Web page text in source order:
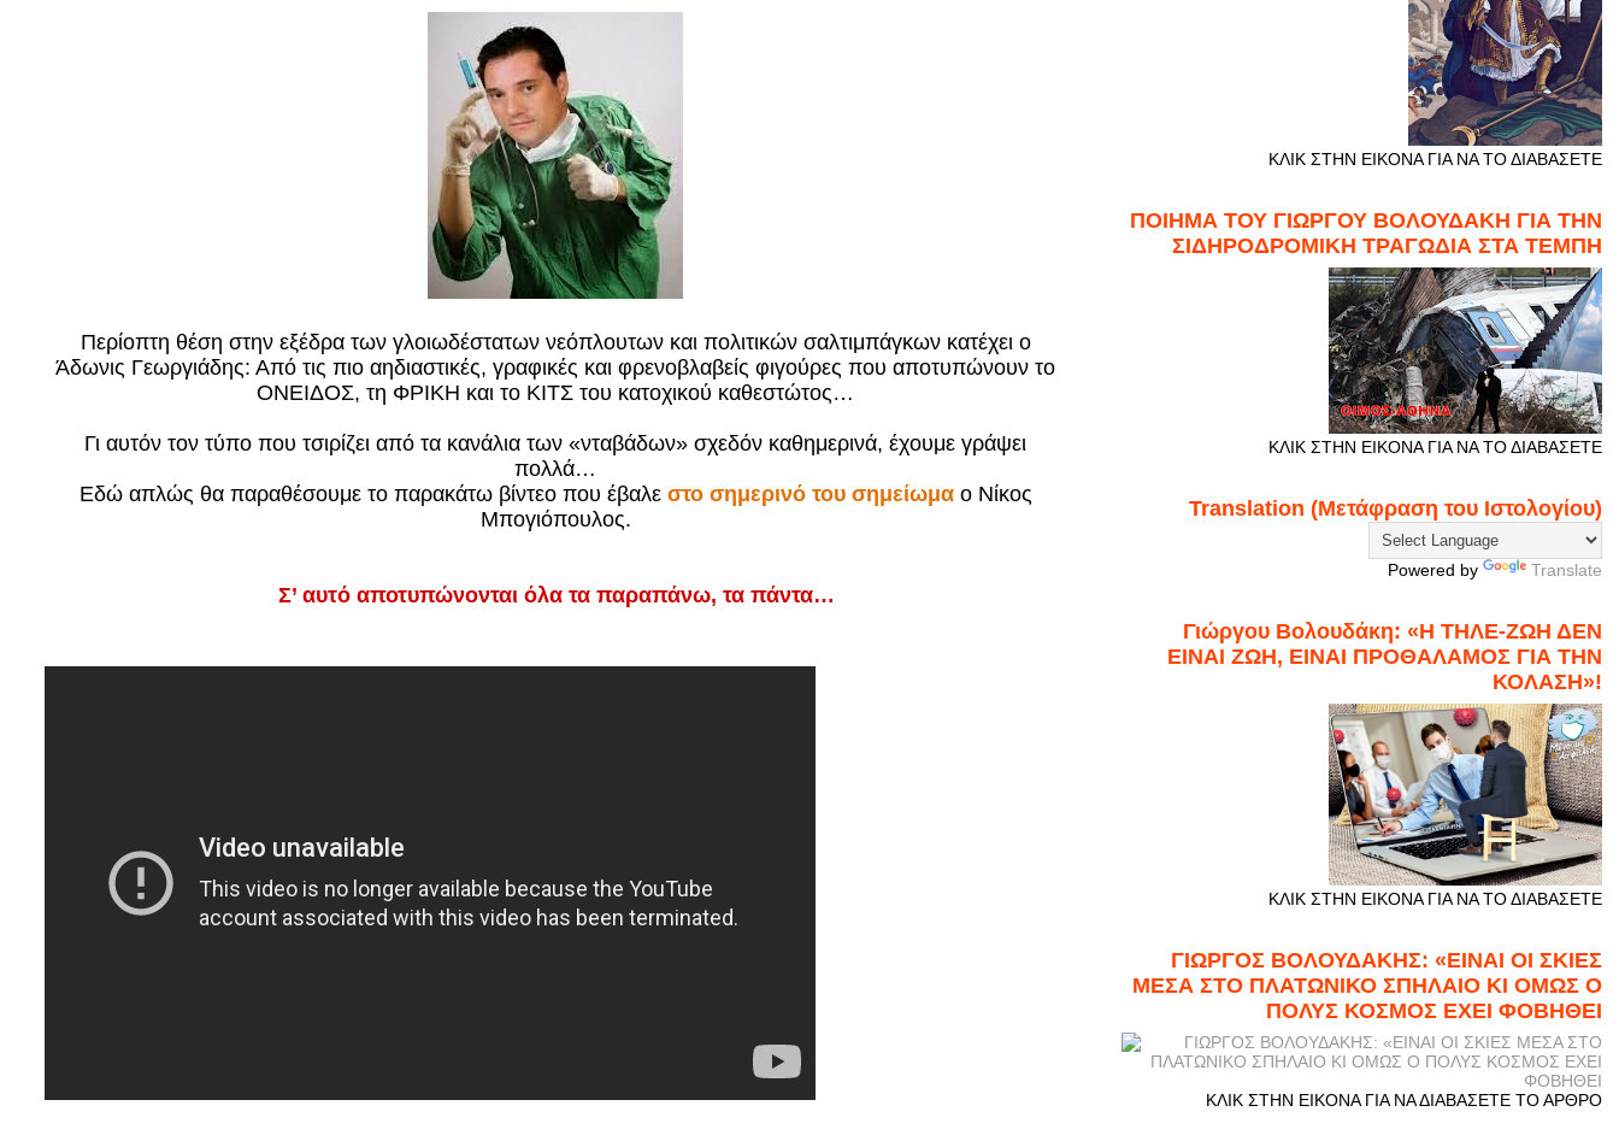
Περίοπτη θέση στην εξέδρα των γλοιωδέστατων νεόπλουτων και πολιτικών σαλτιμπάγκων κατέχει ο
Άδωνις Γεωργιάδης: Από τις πιο αηδιαστικές, γραφικές και φρενοβλαβείς φιγούρες που αποτυπώνουν το
ΟΝΕΙΔΟΣ, τη ΦΡΙΚΗ και το ΚΙΤΣ του κατοχικού καθεστώτος…
Γι αυτόν τον τύπο που τσιρίζει από τα κανάλια των «νταβάδων» σχεδόν καθημερινά, έχουμε γράψει
πολλά…
Εδώ απλώς θα παραθέσουμε το παρακάτω βίντεο που έβαλε στο σημερινό του σημείωμαο Νίκος
Μπογιόπουλος.
Σ’ αυτό αποτυπώνονται όλα τα παραπάνω, τα πάντα…
ΚΛΙΚ ΣΤΗΝ ΕΙΚΟΝΑ ΓΙΑ ΝΑ ΤΟ ΔΙΑΒΑΣΕΤΕ
ΠΟΙΗΜΑ ΤΟΥ ΓΙΩΡΓΟΥ ΒΟΛΟΥΔΑΚΗ ΓΙΑ ΤΗΝ
ΣΙΔΗΡΟΔΡΟΜΙΚΗ ΤΡΑΓΩΔΙΑ ΣΤΑ ΤΕΜΠΗ
ΚΛΙΚ ΣΤΗΝ ΕΙΚΟΝΑ ΓΙΑ ΝΑ ΤΟ ΔΙΑΒΑΣΕΤΕ
Translation (Μετάφραση του Ιστολογίου)
Powered by Translate
Γιώργου Βολουδάκη: «Η ΤΗΛΕ-ΖΩΗ ΔΕΝ
ΕΙΝΑΙ ΖΩΗ, ΕΙΝΑΙ ΠΡΟΘΑΛΑΜΟΣ ΓΙΑ ΤΗΝ
ΚΟΛΑΣΗ»!
ΚΛΙΚ ΣΤΗΝ ΕΙΚΟΝΑ ΓΙΑ ΝΑ ΤΟ ΔΙΑΒΑΣΕΤΕ
ΓΙΩΡΓΟΣ ΒΟΛΟΥΔΑΚΗΣ: «ΕΙΝΑΙ ΟΙ ΣΚΙΕΣ
ΜΕΣΑ ΣΤΟ ΠΛΑΤΩΝΙΚΟ ΣΠΗΛΑΙΟ ΚΙ ΟΜΩΣ Ο
ΠΟΛΥΣ ΚΟΣΜΟΣ ΕΧΕΙ ΦΟΒΗΘΕΙ
ΚΛΙΚ ΣΤΗΝ ΕΙΚΟΝΑ ΓΙΑ ΝΑ ΔΙΑΒΑΣΕΤΕ ΤΟ ΑΡΘΡΟ